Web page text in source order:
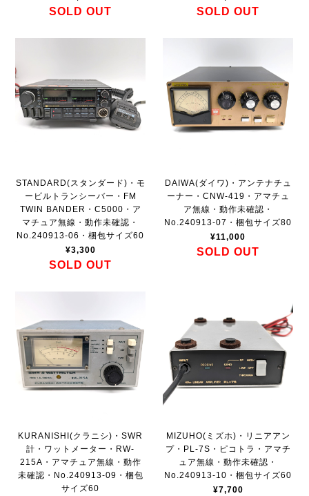
SOLD OUT SOLD OUT
STANDARD(スタンダード)・モ
ービルトランシーバー・FM
TWIN BANDER・C5000・ア
マチュア無線・動作未確認・
No.240913-06・梱包サイズ60
¥3,300
SOLD OUT
DAIWA(ダイワ)・アンテナチュ
ーナー・CNW-419・アマチュ
ア無線・動作未確認・
No.240913-07・梱包サイズ80
¥11,000
SOLD OUT
KURANISHI(クラニシ)・SWR
計・ワットメーター・RW-
215A・アマチュア無線・動作
未確認・No.240913-09・梱包
サイズ60
MIZUHO(ミズホ)・リニアアン
プ・PL-7S・ピコトラ・アマチ
ュア無線・動作未確認・
No.240913-10・梱包サイズ60
¥7,700